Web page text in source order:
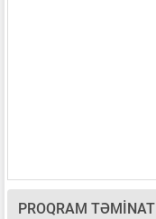
PROQRAM TƏMINATI